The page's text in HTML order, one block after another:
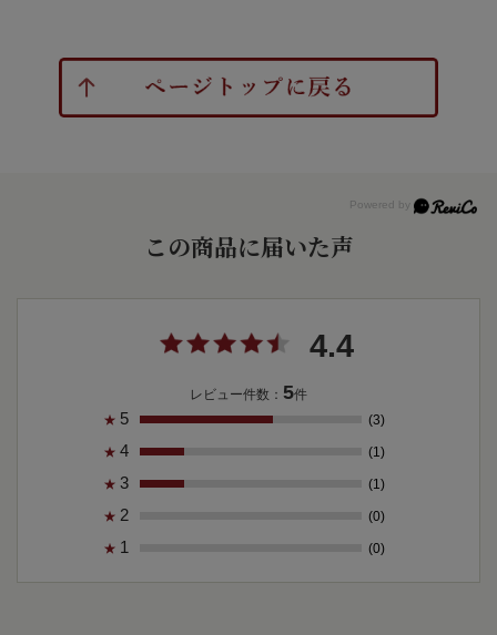
この商品に届いた声
4.4
レビュー件数： 5件
★ 5 (3)
★ 4 (1)
★ 3 (1)
★ 2 (0)
★ 1 (0)